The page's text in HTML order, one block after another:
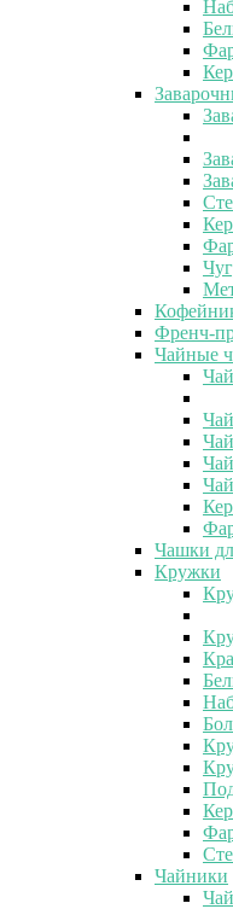
Френч-
Чайные
Чашки
Кружки
Чайники